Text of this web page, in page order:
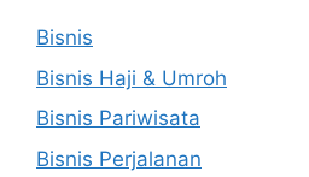
Bisnis
Bisnis Haji & Umroh
Bisnis Pariwisata
Bisnis Perjalanan